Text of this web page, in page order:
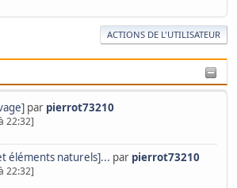
ACTIONS DE L'UTILISATEUR
par pierrot73210
22:32]
éléments naturels]... par pierrot73210
22:32]